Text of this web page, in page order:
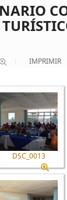
IMPRIMIR
DSC_0013